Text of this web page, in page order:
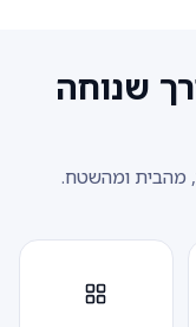
שנוחה
מהבית ומהשטח.